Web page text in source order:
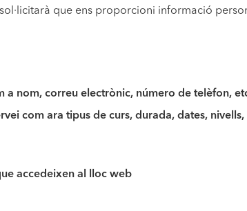
sol·licitarà que ens proporcioni informació
a nom, correu electrònic, número de telèfon,
com ara tipus de curs, durada, dates, nivells,
accedeixen al lloc web